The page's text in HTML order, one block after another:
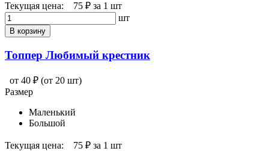
Текущая цена: 75 ₽ за 1 шт
шт
В корзину
Топпер Любимый крестник
от 40 ₽ (от 20 шт)
Размер
Маленький
Большой
Текущая цена: 75 ₽ за 1 шт